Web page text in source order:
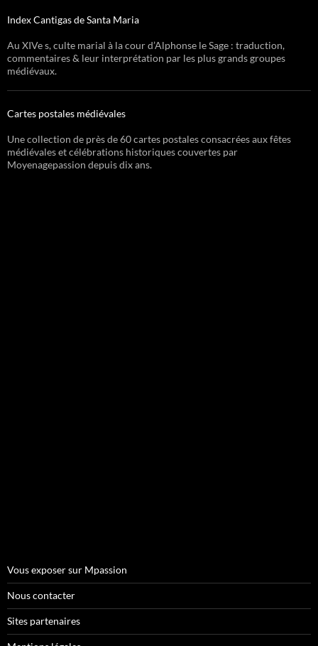
Index Cantigas de Santa Maria
Au XIVe s, culte marial à la cour d’Alphonse le Sage : traduction,
commentaires & leur interprétation par les plus grands groupes
médiévaux.
Cartes postales médiévales
Une collection de près de 60 cartes postales consacrées aux fêtes
médiévales et célébrations historiques couvertes par
Moyenagepassion depuis dix ans.
Vous exposer sur Mpassion
Nous contacter
Sites partenaires